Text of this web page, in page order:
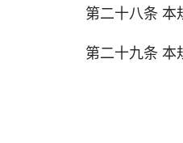
第二十八条 本规
第二十九条 本规